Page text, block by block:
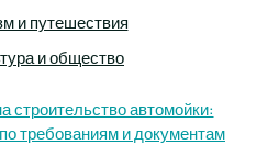
и путешествия
и общество
строительство автомойки:
требованиям и документам